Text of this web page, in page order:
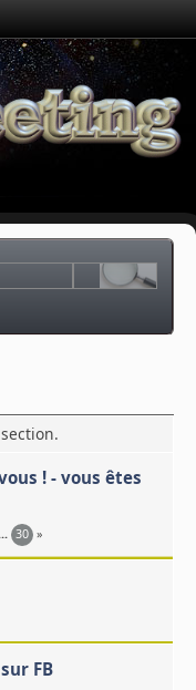
! - vous êtes
... 30 »
FB